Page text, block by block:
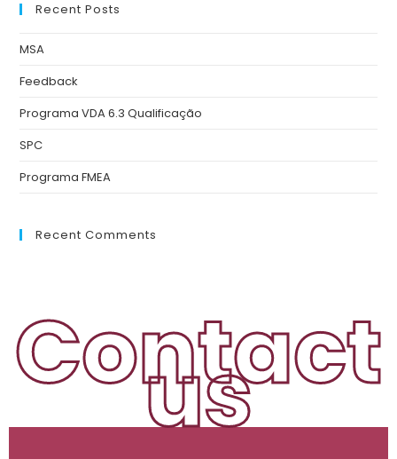
Recent Posts
MSA
Feedback
Programa VDA 6.3 Qualificação
SPC
Programa FMEA
Recent Comments
Contact
us